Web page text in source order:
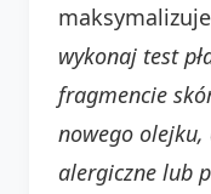
wykonaj test
fragmencie
nowego olejku,
alergiczne lub